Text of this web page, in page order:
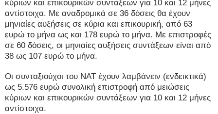
κύριων και επικουρικών συντάξεων για 10 και 12 μήνες
αντίστοιχα. Με αναδρομικά σε 36 δόσεις θα έχουν
μηνιαίες αυξήσεις σε κύρια και επικουρική, από 63
ευρώ το μήνα ως και 178 ευρώ το μήνα. Με επιστροφές
σε 60 δόσεις, οι μηνιαίες αυξήσεις συντάξεων είναι από
38 ως 107 ευρώ το μήνα.
Οι συνταξιούχοι του ΝΑΤ έχουν λαμβάνειν (ενδεικτικά)
ως 5.576 ευρώ συνολική επιστροφή από μειώσεις
κύριων και επικουρικών συντάξεων για 10 και 12 μήνες
αντίστοιχα.